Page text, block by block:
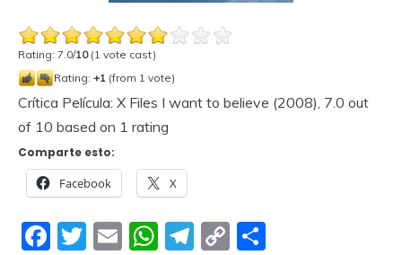
Rating: 7.0/10(1 vote cast)
Rating: +1 (from 1 vote)
Crítica Película: X Files I want to believe (2008), 7.0 out
of 10 based on 1 rating
Comparte esto:
Facebook X
Facebook
Twitter
EmailWhatsApp
Telegram
Copy